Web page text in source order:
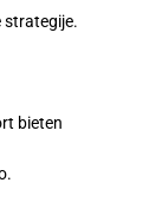
strategije.
bieten